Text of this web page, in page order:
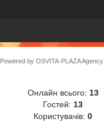
Powered by OSVITA-PLAZA Agency
Онлайн всього: 13
Гостей: 13
Користувачів: 0